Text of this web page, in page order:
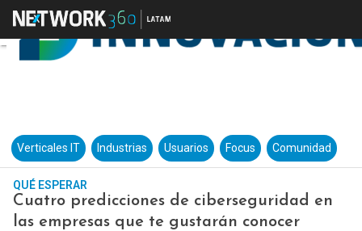
Verticales IT Industrias Usuarios Focus Comunidad
QUÉ ESPERAR
Cuatro predicciones de ciberseguridad en
las empresas que te gustarán conocer